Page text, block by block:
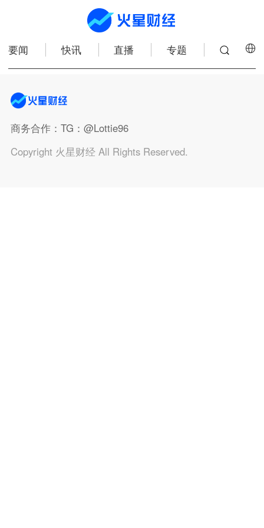
要闻 快讯 直播 专题
商务合作：TG：@Lottie96
Copyright 火星财经 All Rights Reserved.